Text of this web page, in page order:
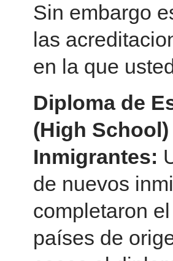
Sin embargo
las
en la que
Diploma de
(High
Inmigrantes:
de nuevos
completaron
países de